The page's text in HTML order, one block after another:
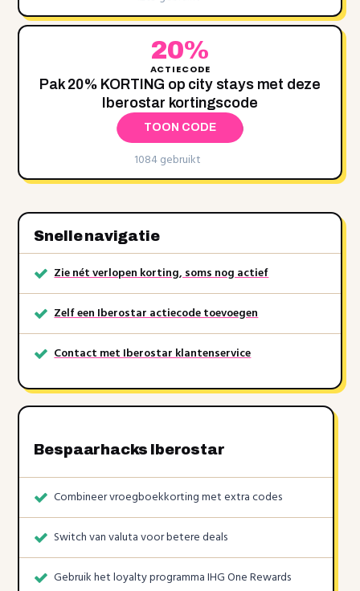
20%
ACTIECODE
Pak 20% KORTING op city stays met deze
Iberostar kortingscode
TOON CODE
1084 gebruikt
Snelle navigatie
Zie nét verlopen korting, soms nog actief
Zelf een Iberostar actiecode toevoegen
Contact met Iberostar klantenservice
Bespaarhacks Iberostar
Combineer vroegboekkorting met extra codes
Switch van valuta voor betere deals
Gebruik het loyalty programma IHG One Rewards